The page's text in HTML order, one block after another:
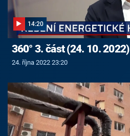
14:20
360° 3. část (24. 10. 2022)
24. října 2022 23:20